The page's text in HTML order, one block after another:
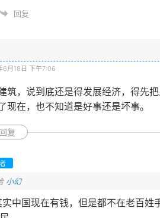
回复
6月18日 下午7:06
筑，说到底还是得发展经济，得先
现在，也不知道是好事还是坏事。
回复
小幻
实中国现在有钱，但是都不在老百姓